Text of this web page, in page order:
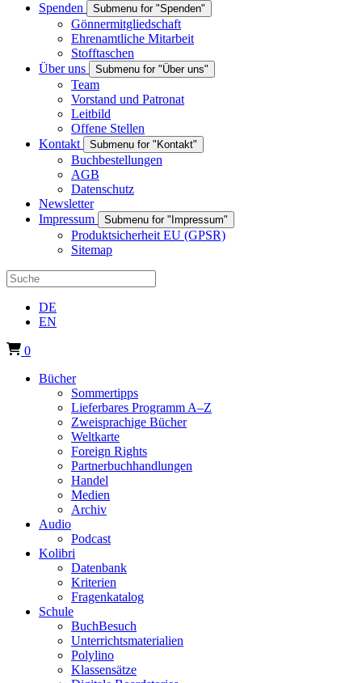
Spenden
Submenu for "Spenden"
Gönnermitgliedschaft
Ehrenamtliche Mitarbeit
Stofftaschen
Über uns
Submenu for "Über uns"
Team
Vorstand und Patronat
Leitbild
Offene Stellen
Kontakt
Submenu for "Kontakt"
Buchbestellungen
AGB
Datenschutz
Newsletter
Impressum
Submenu for "Impressum"
Produktsicherheit EU (GPSR)
Sitemap
DE
EN
0
Bücher
Sommertipps
Lieferbares Programm A–Z
Zweisprachige Bücher
Weltkarte
Foreign Rights
Partnerbuchhandlungen
Handel
Medien
Archiv
Audio
Podcast
Kolibri
Datenbank
Kriterien
Fragenkatalog
Schule
BuchBesuch
Unterrichtsmaterialien
Polylino
Klassensätze